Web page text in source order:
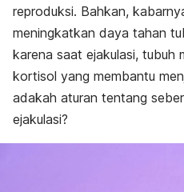
reproduksi. Bahkan,
meningkatkan daya tahan
karena saat ejakulasi, tubuh
kortisol yang membantu
adakah aturan tentang
ejakulasi?